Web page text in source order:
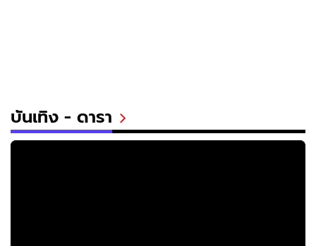
บันเทิง - ดารา